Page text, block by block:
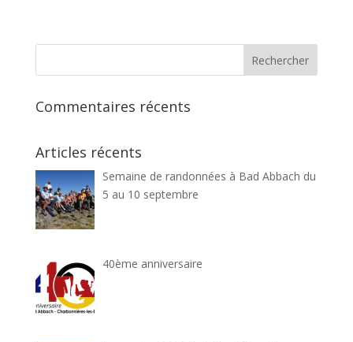
Commentaires récents
Articles récents
Semaine de randonnées à Bad Abbach du
5 au 10 septembre
40ème anniversaire